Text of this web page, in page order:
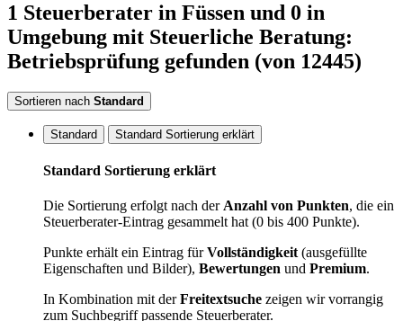
1 Steuerberater in Füssen und 0 in
Umgebung mit Steuerliche Beratung:
Betriebsprüfung gefunden (von 12445)
Sortieren nach Standard
Standard Standard Sortierung erklärt
Standard Sortierung erklärt
Die Sortierung erfolgt nach derAnzahl von Punkten, die ein
Steuerberater-Eintrag gesammelt hat (0 bis 400 Punkte).
Punkte erhält ein Eintrag fürVollständigkeit(ausgefüllte
Eigenschaften und Bilder), Bewertungen und Premium.
In Kombination mit derFreitextsuche zeigen wir vorrangig
zum Suchbegriff passende Steuerberater.